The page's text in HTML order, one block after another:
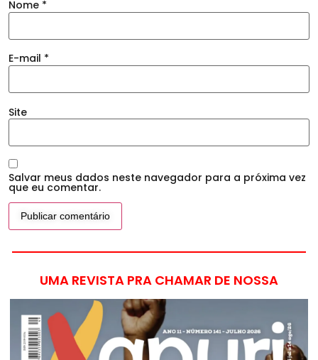
Nome *
E-mail *
Site
Salvar meus dados neste navegador para a próxima vez
que eu comentar.
UMA REVISTA PRA CHAMAR DE NOSSA